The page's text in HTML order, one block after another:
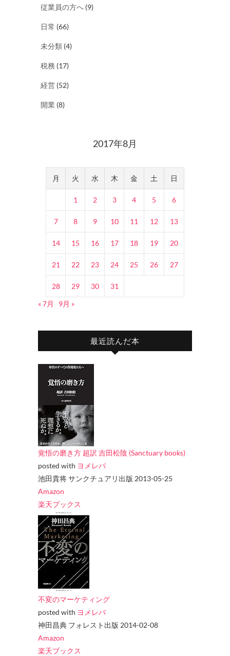
従業員の方へ (9)
日常 (66)
未分類 (4)
税務 (17)
経営 (52)
開業 (8)
2017年8月
月 火 水 木 金 土 日
1 2 3 4 5 6
7 8 9 10 11 12 13
14 15 16 17 18 19 20
21 22 23 24 25 26 27
28 29 30
31
« 7月
9月 »
最近読んだ本
覚悟の磨き方 超訳 吉田松陰 (Sanctuary books)
posted with ヨメレバ
池田貴将 サンクチュアリ出版 2013-05-25
Amazon
楽天ブックス
不変のマーケティング
posted with ヨメレバ
神田昌典 フォレスト出版 2014-02-08
Amazon
楽天ブックス